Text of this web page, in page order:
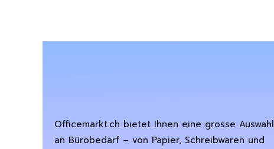
Officemarkt.ch bietet Ihnen eine grosse Auswahl
an Bürobedarf – von Papier, Schreibwaren und